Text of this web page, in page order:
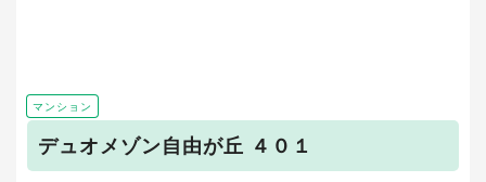
マンション
デュオメゾン自由が丘 ４０１